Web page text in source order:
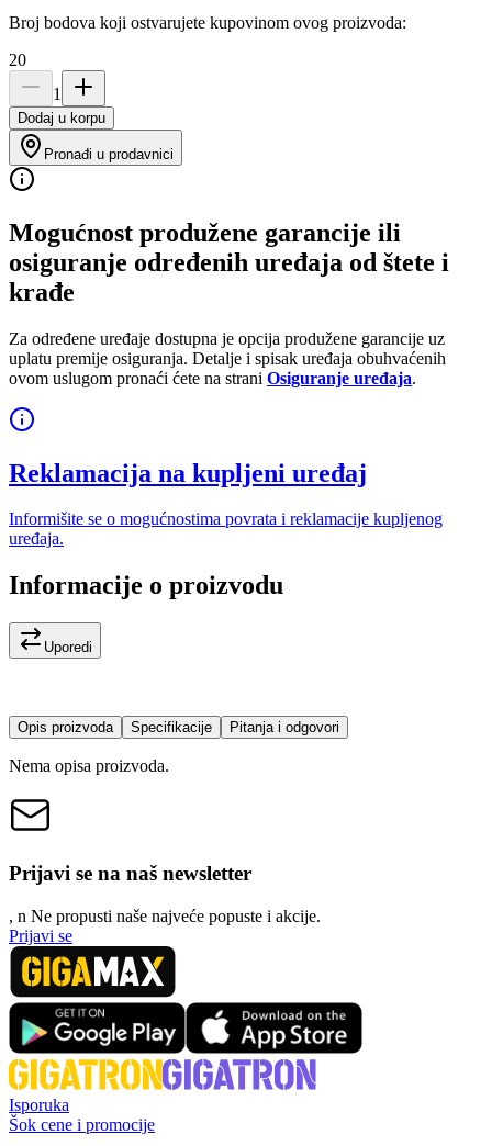
Broj bodova koji ostvarujete kupovinom ovog proizvoda:
20
1
Dodaj u korpu
Pronađi u prodavnici
Mogućnost produžene garancije ili
osiguranje određenih uređaja od štete i
krađe
Za određene uređaje dostupna je opcija produžene garancije uz
uplatu premije osiguranja. Detalje i spisak uređaja obuhvaćenih
ovom uslugom pronaći ćete na strani Osiguranje uređaja.
Reklamacija na kupljeni uređaj
Informišite se o mogućnostima povrata i reklamacije kupljenog
uređaja.
Informacije o proizvodu
Uporedi
Opis proizvoda Specifikacije Pitanja i odgovori
Nema opisa proizvoda.
Prijavi se na naš newsletter
, n Ne propusti naše najveće popuste i akcije.
Prijavi se
Isporuka
Šok cene i promocije